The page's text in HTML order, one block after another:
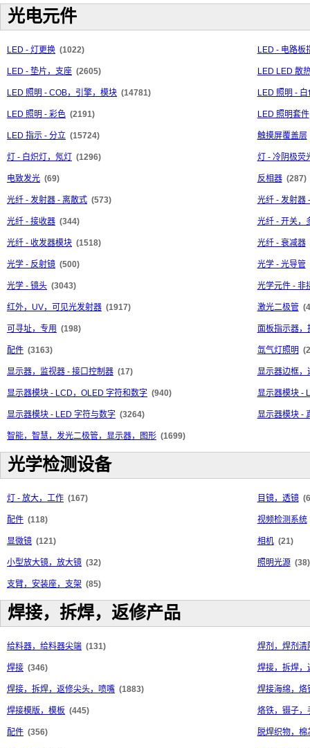
光电元件
LED - 灯更换 (1022) LED - 电路板
LED - 垫片，支座 (2605) LED LED 散
LED 照明 - COB，引擎，模块 (14781) LED 照明 - 白
LED 照明 - 彩色 (2191) LED 照明套件
LED 指示 - 分立 (15724) 触摸屏覆盖层
灯 - 白炽灯，氖灯 (1296) 灯 - 冷阴极荧
电致发光 (69) 反相器 (287)
光纤 - 发射器 - 离散式 (573) 光纤 - 发射器
光纤 - 接收器 (344) 光纤 - 开关，
光纤 - 收发器模块 (1518) 光纤 - 衰减器
光学 - 反射镜 (500) 光学 - 光导管
光学 - 镜头 (3043) 光学元件 - 非
红外，UV，可见光发射器 (1917) 激光二极管
可寻址，专用 (198) 面板指示器，
配件 (3163) 氙气灯照明
显示器，监视器 - 接口控制器 (17) 显示器边框，
显示器模块 - LCD，OLED 字符和数字 (940) 显示器模块 -
显示器模块 - LED 字符与数字 (3264) 显示器模块 -
智能，智慧，发光二极管，显示器，图形 (1699)
光学检测设备
灯 - 放大，工作 (167) 目镜，透镜
配件 (118) 视频检测系统
显微镜 (121) 相机 (21)
小型放大镜，放大镜 (32) 照明光源 (38)
支臂，安装座，支架 (85)
焊接，拆焊，返修产品
给料器，给料器尖端 (131) 焊剂，焊剂清
焊接 (346) 焊接，拆焊，
焊接，拆焊，返修尖头，喷嘴 (1883) 焊接海绵，烙
焊接模版，模板 (445) 烙铁，镊子，
配件 (356) 脱焊织物，棉